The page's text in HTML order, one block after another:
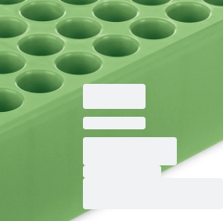
tubes, Ø orifice : 13
mm, format : 5 x 10,
vert, matériau : PP
recyclé